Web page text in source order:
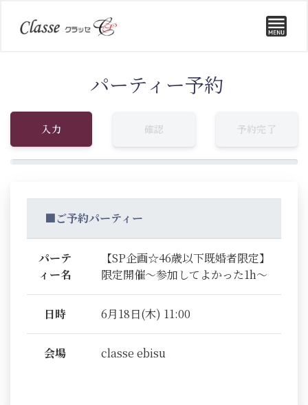
パーティー予約
入力 確認 予約完了
■ご予約パーティー
パーテ
ィー名
【SP企画☆46歳以下既婚者限定】
限定開催～参加してよかった1h～
日時 6月18日(木) 11:00
会場 classe ebisu